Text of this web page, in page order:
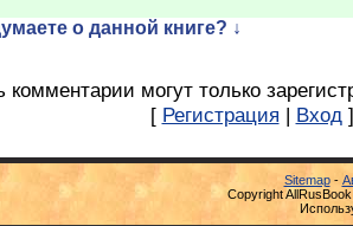
о данной книге? ↓
комментарии могут только
[ Регистрация | Вход ]
Sitemap-
Copyright